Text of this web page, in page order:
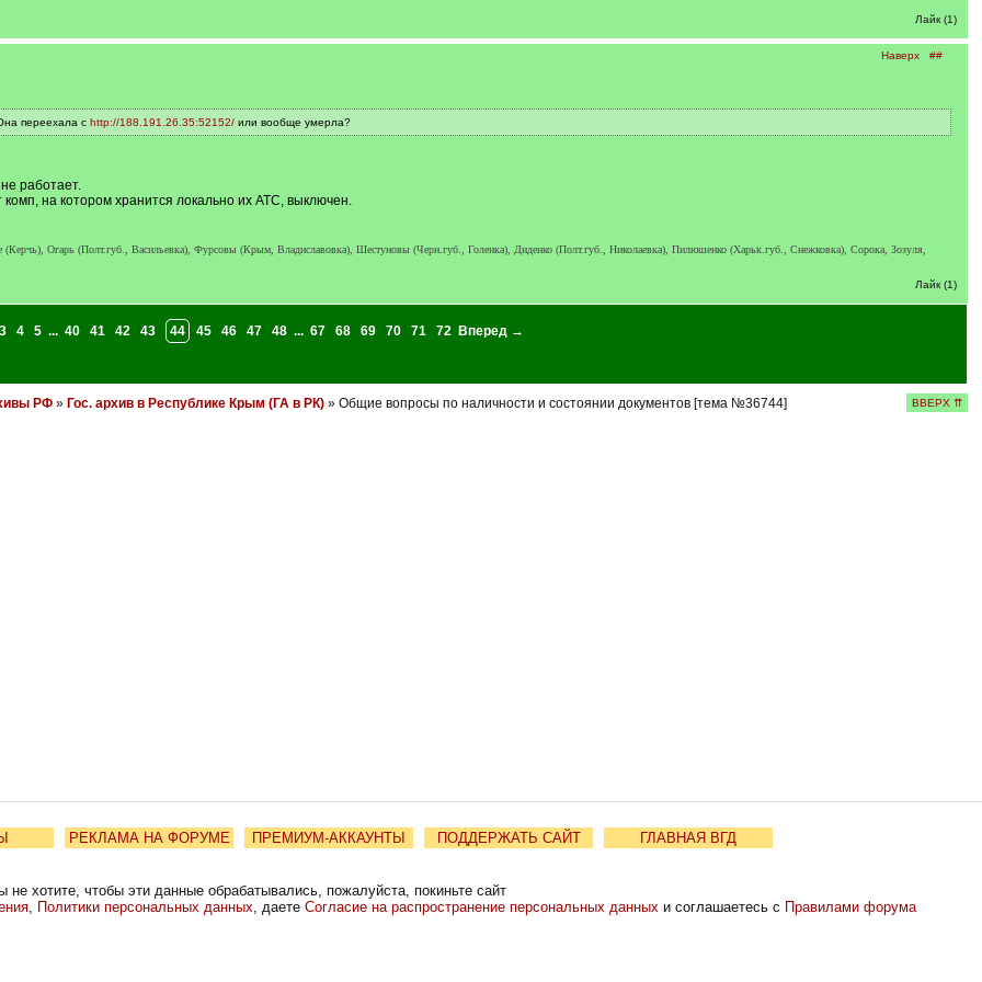
Лайк (1)
Наверх ##
переехала с http://188.191.26.35:52152/или вообще умерла?
работает.
на котором хранится локально их АТС, выключен.
Огарь (Полт.губ., Васильевка), Фурсовы (Крым, Владиславовка), Шестуновы (Черн.губ., Голенка), Диденко (Полт.губ., Николаевка), Пилюшенко (Харьк.губ., Снежковка), Сорока, Зозуля,
Лайк (1)
3 4 5 ... 40 41 42 43 44 45 46 47 48 ... 67 68 69 70 71 72
Вперед →
РФ» Гос. архив в Республике Крым (ГА в РК)» Общие вопросы по наличности и состоянии документов [тема №36744] ВВЕРХ ⇈
РЕКЛАМА НА ФОРУМЕ ПРЕМИУМ-АККАУНТЫ ПОДДЕРЖАТЬ САЙТ
ГЛАВНАЯ ВГД
хотите, чтобы эти данные обрабатывались, пожалуйста, покиньте сайт
, Политики персональных данных, даете Согласие на распространение персональных данных и соглашаетесь с Правилами форума